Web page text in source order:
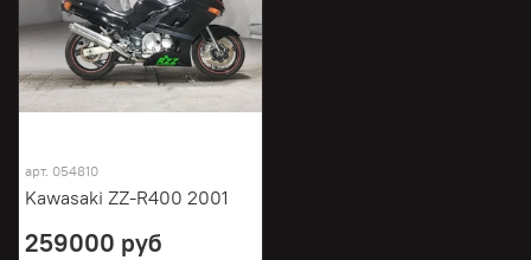
арт. 054810
Kawasaki ZZ-R400 2001
259000 руб